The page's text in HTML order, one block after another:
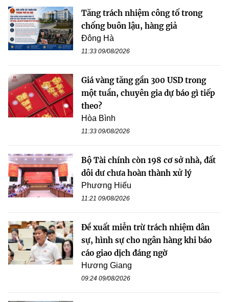
Tăng trách nhiệm công tố trong
chống buôn lậu, hàng giả
Đông Hà
11:33 09/08/2026
Giá vàng tăng gần 300 USD trong
một tuần, chuyên gia dự báo gì tiếp
theo?
Hòa Bình
11:33 09/08/2026
Bộ Tài chính còn 198 cơ sở nhà, đất
dôi dư chưa hoàn thành xử lý
Phương Hiếu
11:21 09/08/2026
Đề xuất miễn trừ trách nhiệm dân
sự, hình sự cho ngân hàng khi báo
cáo giao dịch đáng ngờ
Hương Giang
09:24 09/08/2026